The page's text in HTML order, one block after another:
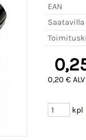
EAN
Saatavilla
0,20 €
kpl